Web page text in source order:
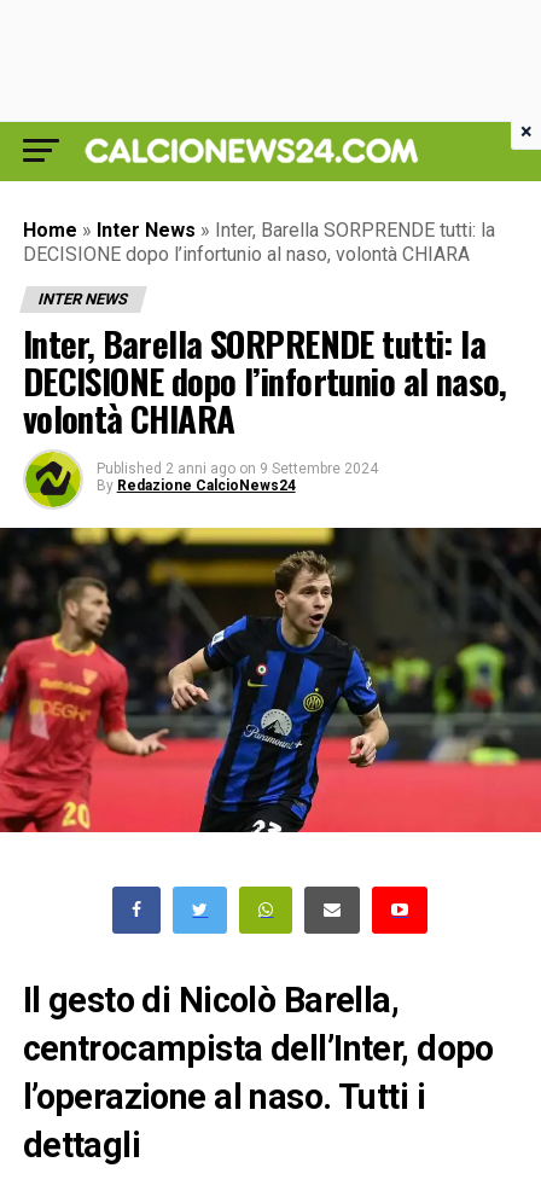
Home » Inter News » Inter, Barella SORPRENDE tutti: la
DECISIONE dopo l’infortunio al naso, volontà CHIARA
INTER NEWS
Inter, Barella SORPRENDE tutti: la
DECISIONE dopo l’infortunio al naso,
volontà CHIARA
Published 2 anni ago on 9 Settembre 2024
By Redazione CalcioNews24
Il gesto di Nicolò Barella,
centrocampista dell’Inter, dopo
l’operazione al naso. Tutti i
dettagli
×